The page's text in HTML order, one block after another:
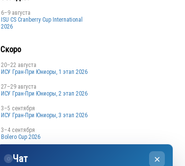
6–9 августа
ISU CS Cranberry Cup International
2026
Скоро
20–22 августа
ИСУ Гран-При Юниоры, 1 этап 2026
27–29 августа
ИСУ Гран-При Юниоры, 2 этап 2026
3–5 сентября
ИСУ Гран-При Юниоры, 3 этап 2026
3–4 сентября
Bolero Cup 2026
Кубок Санкт-Петербурга, 1 этап
×
◌ Чат